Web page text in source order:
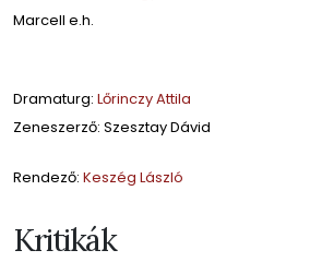
Marcell e.h.
Dramaturg: Lőrinczy Attila
Zeneszerző: Szesztay Dávid
Rendező: Keszég László
Kritikák